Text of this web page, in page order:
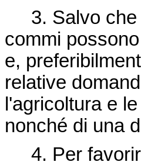
3. Salvo che
commi
e,
relative
l'agricoltura e
nonché di una
4. Per